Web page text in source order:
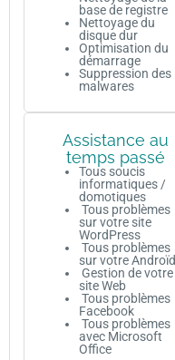
base de registre
Nettoyage du
disque dur
Optimisation du
démarrage
Suppression des
malwares
Assistance au
temps passé
Tous soucis
informatiques /
domotiques
Tous problèmes
sur votre site
WordPress
Tous problèmes
sur votre Androïd
Gestion de votre
site Web
Tous problèmes
Facebook
Tous problèmes
avec Microsoft
Office